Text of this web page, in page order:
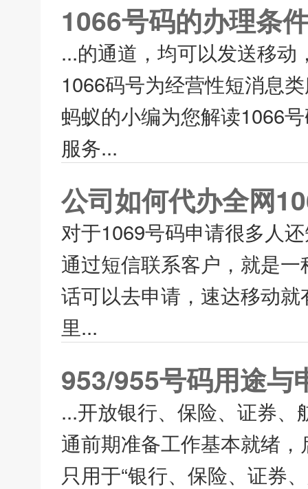
1066号码的办理条
...的通道，均可以发送移
1066码号为经营性短消息
蚂蚁的小编为您解读1066
服务...
公司如何代办全网
对于1069号码申请很多人
通过短信联系客户，就是
话可以去申请，速达移动
里...
953/955号码用途与
...开放银行、保险、证券
通前期准备工作基本就绪
只用于“银行、保险、证券